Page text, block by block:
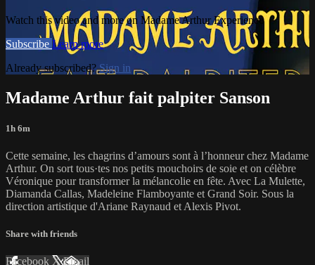
Watch this video and more on Madame Arthur Experience
Subscribe Learn more
Already subscribed?Sign in
Madame Arthur fait palpiter Sanson
1h 6m
Cette semaine, les chagrins d’amours sont à l’honneur chez Madame
Arthur. On sort tous·tes nos petits mouchoirs de soie et on célèbre
Véronique pour transformer la mélancolie en fête. Avec La Mulette,
Diamanda Callas, Madeleine Flamboyante et Grand Soir. Sous la
direction artistique d'Ariane Raynaud et Alexis Pivot.
Share with friends
Facebook XEmail